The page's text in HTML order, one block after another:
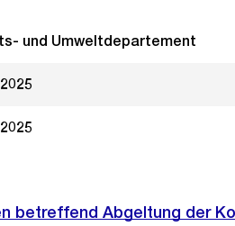
und Umweltdepartement
betreffend Abgeltung der